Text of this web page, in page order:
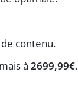
contenu.
à 2699,99€.